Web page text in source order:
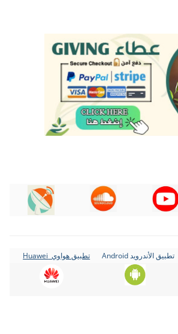
تطبيق الأندرويد Android تطبيق هواوي Huawei